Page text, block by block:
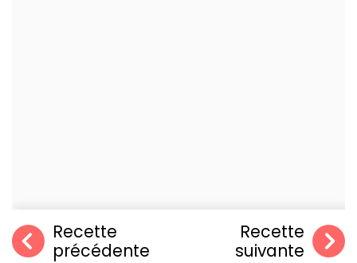
Recette
précédente
Recette
suivante